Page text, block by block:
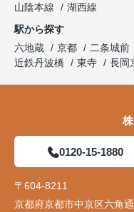
山陰本線
湖西線
駅から探す
六地蔵
京都 二条城前
近鉄丹波橋
東寺 長岡
0120-15-1880
〒604-8211
京都府京都市中京区六角